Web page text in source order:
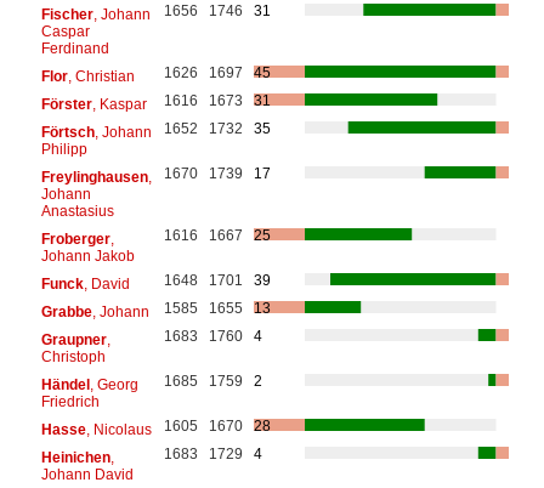
Fischer, Johann
Caspar
Ferdinand
1656 1746 31
Flor, Christian 1626 1697
45
Förster, Kaspar 1616 1673
31
Förtsch, Johann
Philipp
1652 1732 35
Freylinghausen,
Johann
Anastasius
1670 1739 17
Froberger,
Johann Jakob
1616 1667 25
Funck, David 1648 1701
39
Grabbe, Johann 1585 1655
13
Graupner,
Christoph
1683 1760 4
Händel, Georg
Friedrich
1685 1759 2
Hasse, Nicolaus 1605 1670
28
Heinichen,
Johann David
1683 1729 4